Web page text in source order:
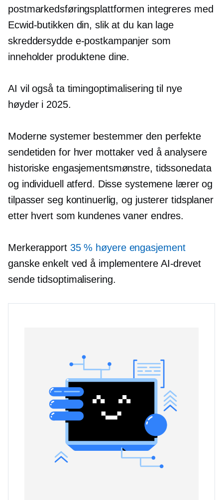
postmarkedsføringsplattformen integreres med
Ecwid-butikken din, slik at du kan lage
skreddersydde e-postkampanjer som
inneholder produktene dine.
AI vil også ta timingoptimalisering til nye
høyder i 2025.
Moderne systemer bestemmer den perfekte
sendetiden for hver mottaker ved å analysere
historiske engasjementsmønstre, tidssonedata
og individuell atferd. Disse systemene lærer og
tilpasser seg kontinuerlig, og justerer tidsplaner
etter hvert som kundenes vaner endres.
Merkerapport 35 % høyere engasjement
ganske enkelt ved å implementere AI-drevet
sende tidsoptimalisering.